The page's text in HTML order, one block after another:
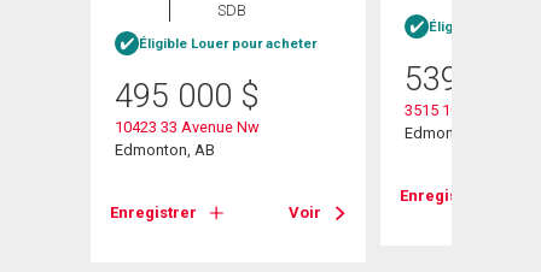
SDB
Éligible Louer pour acheter
495 000 $
10423 33 Avenue Nw
Edmonton, AB
Enregistrer Voir
Éligible Louer
539 900
3515 105b Street
Edmonton, AB
Enregistrer